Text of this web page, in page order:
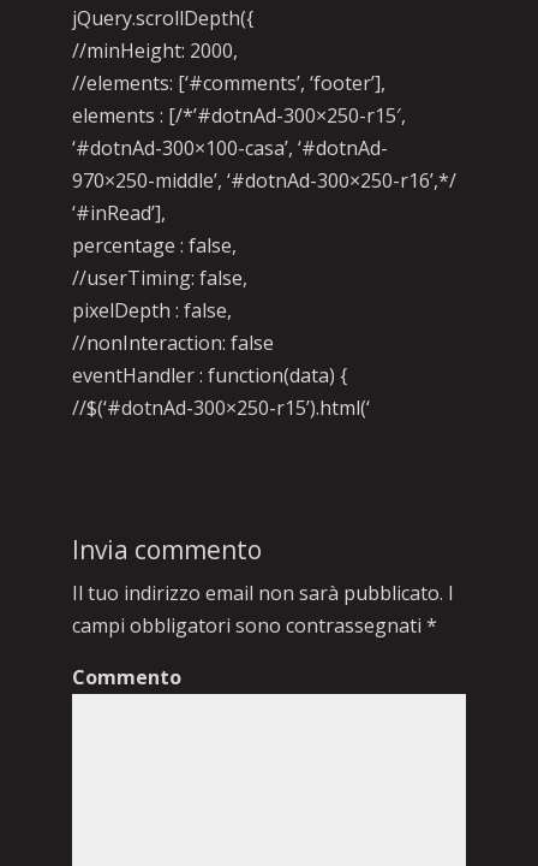
jQuery.scrollDepth({
//minHeight: 2000,
//elements: [‘#comments’, ‘footer’],
elements : [/*’#dotnAd-300×250-r15′,
‘#dotnAd-300×100-casa’, ‘#dotnAd-
970×250-middle’, ‘#dotnAd-300×250-r16’,*/
‘#inRead’],
percentage : false,
//userTiming: false,
pixelDepth : false,
//nonInteraction: false
eventHandler : function(data) {
//$(‘#dotnAd-300×250-r15’).html(‘
Invia commento
Il tuo indirizzo email non sarà pubblicato. I
campi obbligatori sono contrassegnati *
Commento